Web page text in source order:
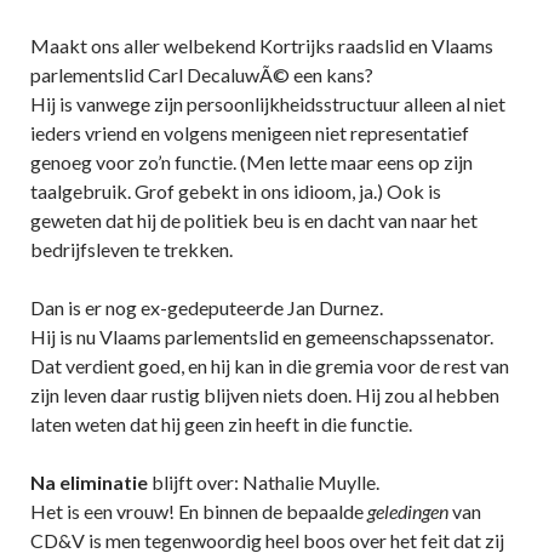
Maakt ons aller welbekend Kortrijks raadslid en Vlaams
parlementslid Carl DecaluwÃ© een kans?
Hij is vanwege zijn persoonlijkheidsstructuur alleen al niet
ieders vriend en volgens menigeen niet representatief
genoeg voor zo’n functie. (Men lette maar eens op zijn
taalgebruik. Grof gebekt in ons idioom, ja.) Ook is
geweten dat hij de politiek beu is en dacht van naar het
bedrijfsleven te trekken.
Dan is er nog ex-gedeputeerde Jan Durnez.
Hij is nu Vlaams parlementslid en gemeenschapssenator.
Dat verdient goed, en hij kan in die gremia voor de rest van
zijn leven daar rustig blijven niets doen. Hij zou al hebben
laten weten dat hij geen zin heeft in die functie.
Na eliminatie blijft over: Nathalie Muylle.
Het is een vrouw! En binnen de bepaaldegeledingenvan
CD&V is men tegenwoordig heel boos over het feit dat zij